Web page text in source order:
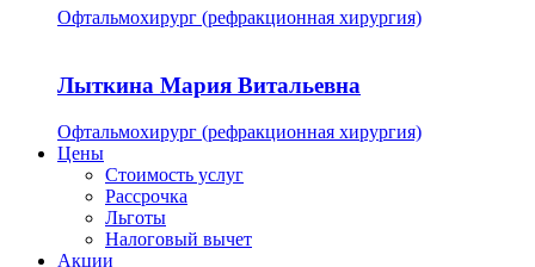
Офтальмохирург (рефракционная хирургия)
Лыткина Мария Витальевна
Офтальмохирург (рефракционная хирургия)
Цены
Стоимость услуг
Рассрочка
Льготы
Налоговый вычет
Акции